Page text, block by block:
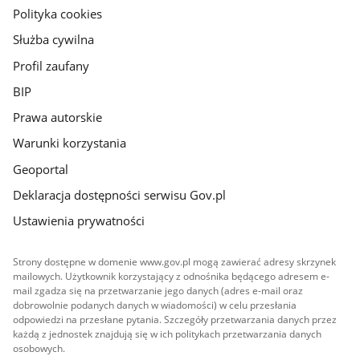
gov.pl
Polityka cookies
Służba cywilna
Profil zaufany
BIP
Prawa autorskie
Warunki korzystania
Geoportal
Deklaracja dostępności serwisu Gov.pl
Ustawienia prywatności
Strony dostępne w domenie www.gov.pl mogą zawierać adresy skrzynek
mailowych. Użytkownik korzystający z odnośnika będącego adresem e-
mail zgadza się na przetwarzanie jego danych (adres e-mail oraz
dobrowolnie podanych danych w wiadomości) w celu przesłania
odpowiedzi na przesłane pytania. Szczegóły przetwarzania danych przez
każdą z jednostek znajdują się w ich politykach przetwarzania danych
osobowych.